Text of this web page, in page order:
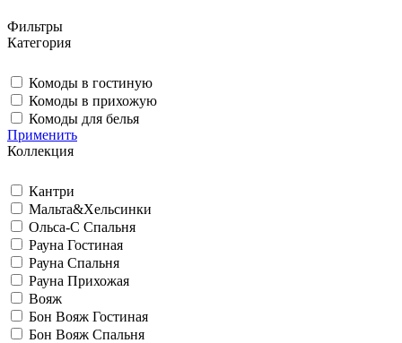
Фильтры
Категория
Комоды в гостиную
Комоды в прихожую
Комоды для белья
Применить
Коллекция
Кантри
Мальта&Хельсинки
Ольса-С Спальня
Рауна Гостиная
Рауна Спальня
Рауна Прихожая
Вояж
Бон Вояж Гостиная
Бон Вояж Спальня